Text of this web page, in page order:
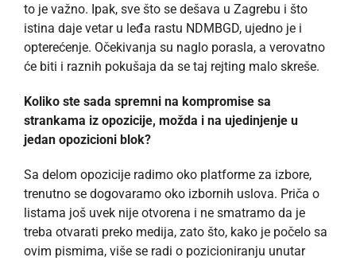
to je važno. Ipak, sve što se dešava u Zagrebu i što
istina daje vetar u leđa rastu NDMBGD, ujedno je i
opterećenje. Očekivanja su naglo porasla, a verovatno
će biti i raznih pokušaja da se taj rejting malo skreše.
Koliko ste sada spremni na kompromise sa
strankama iz opozicije, možda i na ujedinjenje u
jedan opozicioni blok?
Sa delom opozicije radimo oko platforme za izbore,
trenutno se dogovaramo oko izbornih uslova. Priča o
listama još uvek nije otvorena i ne smatramo da je
treba otvarati preko medija, zato što, kako je počelo sa
ovim pismima, više se radi o pozicioniranju unutar